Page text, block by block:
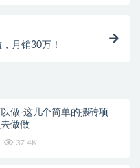
月销30万！
做-这几个简单的搬砖项
做做
37.4K